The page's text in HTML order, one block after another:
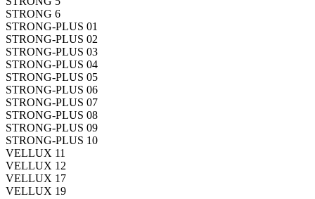
STRONG 6
STRONG-PLUS 01
STRONG-PLUS 02
STRONG-PLUS 03
STRONG-PLUS 04
STRONG-PLUS 05
STRONG-PLUS 06
STRONG-PLUS 07
STRONG-PLUS 08
STRONG-PLUS 09
STRONG-PLUS 10
VELLUX 11
VELLUX 12
VELLUX 17
VELLUX 19